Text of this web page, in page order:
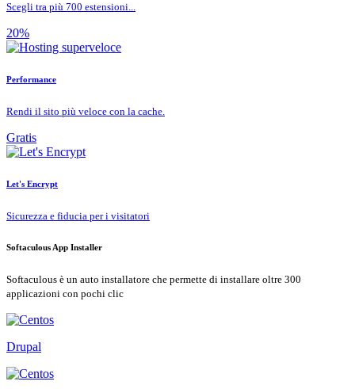
Scegli tra più 700 estensioni...
20%
Performance
Rendi il sito più veloce con la cache.
Gratis
Let's Encrypt
Sicurezza e fiducia per i visitatori
Softaculous App Installer
Softaculous è un auto installatore che permette di installare oltre 300
applicazioni con pochi clic
Drupal